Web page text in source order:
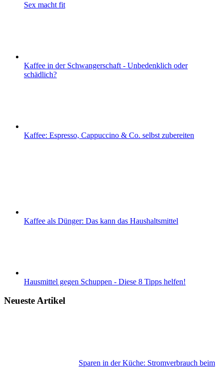
Sex macht fit
Kaffee in der Schwangerschaft - Unbedenklich oder
schädlich?
Kaffee: Espresso, Cappuccino & Co. selbst zubereiten
Kaffee als Dünger: Das kann das Haushaltsmittel
Hausmittel gegen Schuppen - Diese 8 Tipps helfen!
Neueste Artikel
Sparen in der Küche: Stromverbrauch beim